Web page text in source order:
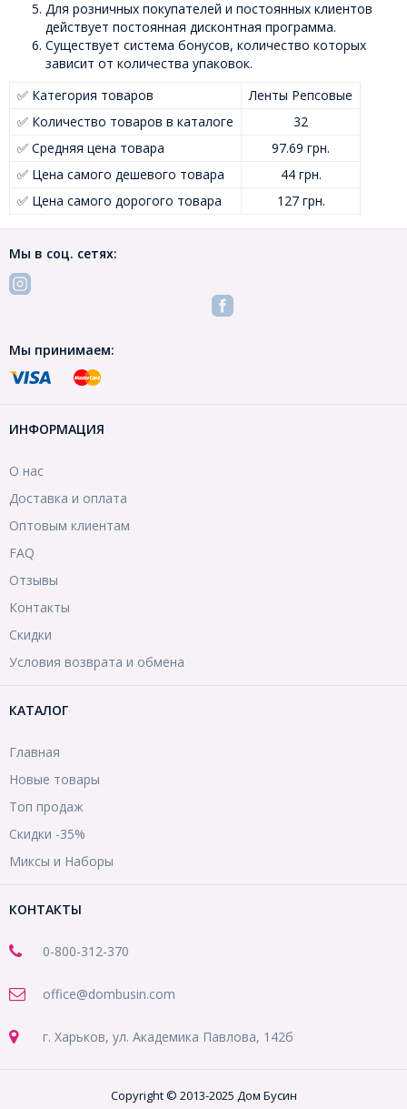
Для розничных покупателей и постоянных клиентов
действует постоянная дисконтная программа.
Существует система бонусов, количество которых
зависит от количества упаковок.
✅ Категория товаров
Ленты Репсовые
✅ Количество товаров в каталоге
32
✅ Средняя цена товара
97.69 грн.
✅ Цена самого дешевого товара
44 грн.
✅ Цена самого дорогого товара
127 грн.
Мы в соц. сетях:
Мы принимаем:
ИНФОРМАЦИЯ
О нас
Доставка и оплата
Оптовым клиентам
FAQ
Отзывы
Контакты
Скидки
Условия возврата и обмена
КАТАЛОГ
Главная
Новые товары
Топ продаж
Скидки -35%
Миксы и Наборы
КОНТАКТЫ
0-800-312-370
office@dombusin.com
г. Харьков, ул. Академика Павлова, 142б
Copyright © 2013-2025 Дом Бусин